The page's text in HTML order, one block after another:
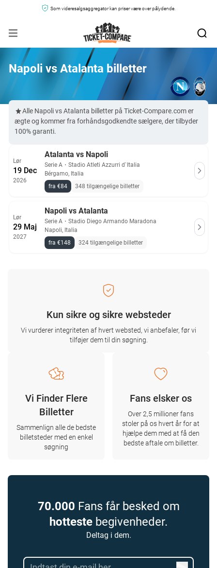
Som videresalgsaggregator kan priser være over pålydende.
Napoli vs Atalanta billetter
Alle Napoli vs Atalanta billetter på Ticket-Compare.com er
ægte og kommer fra forhåndsgodkendte sælgere, der tilbyder
100% garanti.
Lør
19 Dec
2026
Atalanta vs Napoli
Serie A ・ Stadio Atleti Azzurri d`Italia
Bérgamo, Italia
fra €84
348 tilgængelige billetter
Lør
29 Maj
2027
Napoli vs Atalanta
Serie A ・ Stadio Diego Armando Maradona
Napoli, Italia
fra €148
324 tilgængelige billetter
Kun sikre og sikre websteder
Vi vurderer integriteten af ​​hvert websted, vi anbefaler, før vi
tilføjer dem til din søgning.
Vi Finder Flere
Billetter
Sammenlign alle de bedste
billetsteder med en enkel
søgning
Fans elsker os
Over 2,5 millioner fans
stoler på os hvert år for at
hjælpe dem med at få den
bedste aftale om billetter.
70.000 Fans får besked om
hotteste begivenheder.
Deltag i dem.